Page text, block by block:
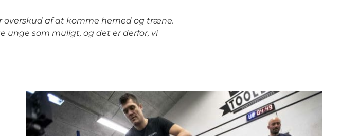
overskud af at komme herned og træne.
unge som muligt, og det er derfor, vi